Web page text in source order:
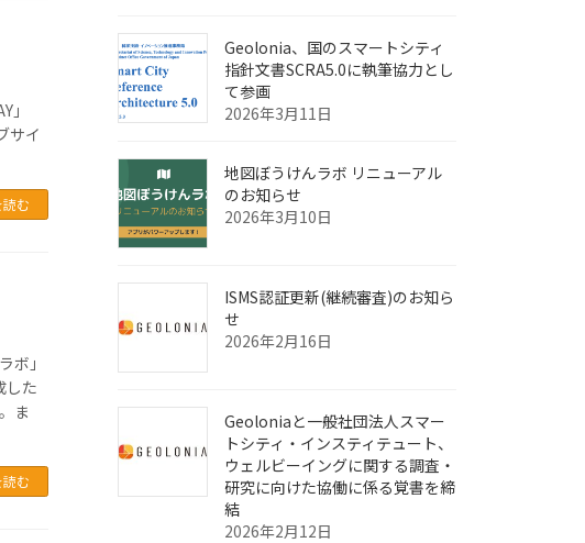
」
サイ
む
ボ」
した
ま
む
Geolonia、国のスマートシティ
指針文書SCRA5.0に執筆協力とし
て参画
2026年3月11日
地図ぼうけんラボ リニューアル
のお知らせ
2026年3月10日
ISMS認証更新(継続審査)のお知ら
せ
2026年2月16日
Geoloniaと一般社団法人スマー
トシティ・インスティテュート、
ウェルビーイングに関する調査・
研究に向けた協働に係る覚書を締
結
2026年2月12日